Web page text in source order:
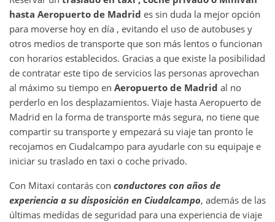
hasta Aeropuerto de Madrid es sin duda la mejor opción
para moverse hoy en día , evitando el uso de autobuses y
otros medios de transporte que son más lentos o funcionan
con horarios establecidos. Gracias a que existe la posibilidad
de contratar este tipo de servicios las personas aprovechan
al máximo su tiempo en Aeropuerto de Madrid al no
perderlo en los desplazamientos. Viaje hasta Aeropuerto de
Madrid en la forma de transporte más segura, no tiene que
compartir su transporte y empezará su viaje tan pronto le
recojamos en Ciudalcampo para ayudarle con su equipaje e
iniciar su traslado en taxi o coche privado.
Con Mitaxi contarás con conductores con años de
experiencia a su disposición en Ciudalcampo, además de las
últimas medidas de seguridad para una experiencia de viaje